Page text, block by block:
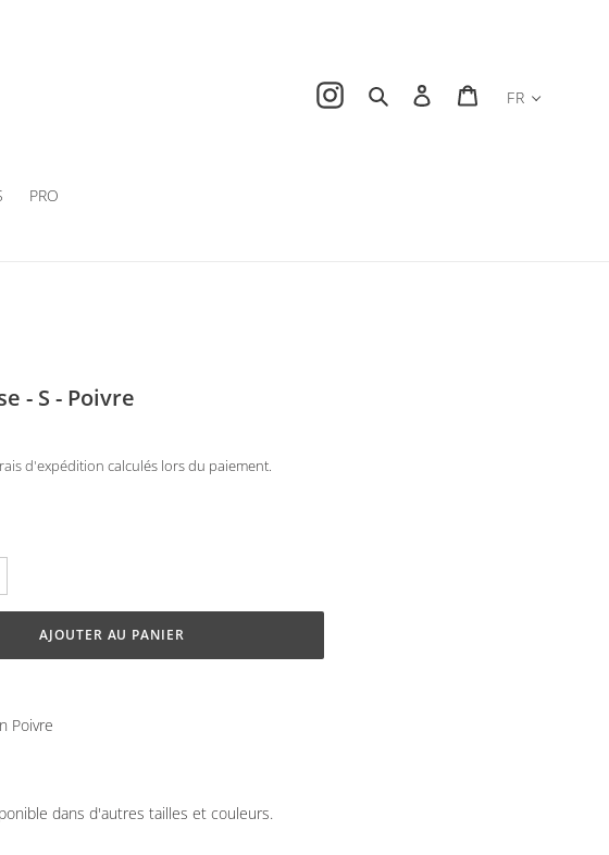
InstagramRechercherSe connecter
Panier
FR
PRO
- S - Poivre
d'expédition calculés lors du paiement.
AJOUTER AU PANIER
Poivre
dans d'autres tailles et couleurs.